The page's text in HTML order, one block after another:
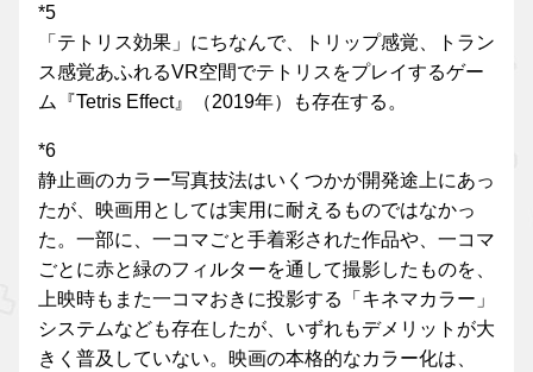
*5
「テトリス効果」にちなんで、トリップ感覚、トラン
ス感覚あふれるVR空間でテトリスをプレイするゲー
ム『Tetris Effect』（2019年）も存在する。
*6
静止画のカラー写真技法はいくつかが開発途上にあっ
たが、映画用としては実用に耐えるものではなかっ
た。一部に、一コマごと手着彩された作品や、一コマ
ごとに赤と緑のフィルターを通して撮影したものを、
上映時もまた一コマおきに投影する「キネマカラー」
システムなども存在したが、いずれもデメリットが大
きく普及していない。映画の本格的なカラー化は、